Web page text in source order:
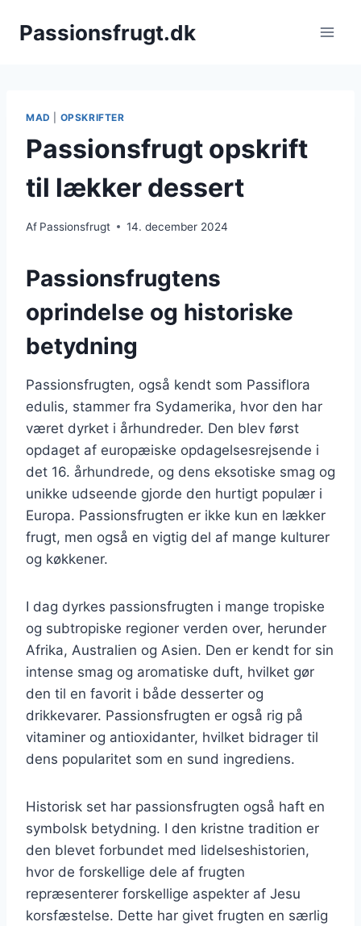
Passionsfrugt.dk
MAD OPSKRIFTER
Passionsfrugt opskrift
til lækker dessert
Af Passionsfrugt 14. december 2024
Passionsfrugtens
oprindelse og historiske
betydning
Passionsfrugten, også kendt som Passiflora
edulis, stammer fra Sydamerika, hvor den har
været dyrket i århundreder. Den blev først
opdaget af europæiske opdagelsesrejsende i
det 16. århundrede, og dens eksotiske smag og
unikke udseende gjorde den hurtigt populær i
Europa. Passionsfrugten er ikke kun en lækker
frugt, men også en vigtig del af mange kulturer
og køkkener.
I dag dyrkes passionsfrugten i mange tropiske
og subtropiske regioner verden over, herunder
Afrika, Australien og Asien. Den er kendt for sin
intense smag og aromatiske duft, hvilket gør
den til en favorit i både desserter og
drikkevarer. Passionsfrugten er også rig på
vitaminer og antioxidanter, hvilket bidrager til
dens popularitet som en sund ingrediens.
Historisk set har passionsfrugten også haft en
symbolsk betydning. I den kristne tradition er
den blevet forbundet med lidelseshistorien,
hvor de forskellige dele af frugten
repræsenterer forskellige aspekter af Jesu
korsfæstelse. Dette har givet frugten en særlig